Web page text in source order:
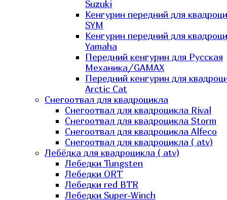
Suzuki
Кенгурин передний для
SYM
Кенгурин передний для
Yamaha
Передний кенгурин для Русская
Механика/GAMAX
Передний кенгурин для
Arctic Cat
Снегоотвал для квадроцикла
Снегоотвал для квадроцикла Rival
Снегоотвал для квадроцикла Storm
Снегоотвал для квадроцикла Alfeco
Снегоотвал для квадроцикла ( atv)
Лебёдка для квадроцикла ( atv)
Лебедки Tungsten
Лебедки ORT
Лебедки red BTR
Лебедки Super-Winch